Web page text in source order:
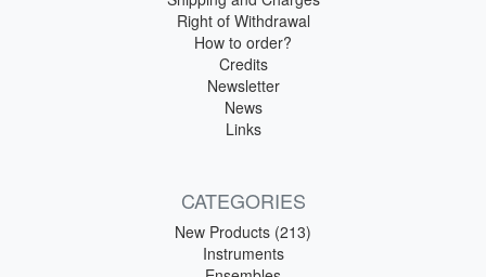
Right of Withdrawal
How to order?
Credits
Newsletter
News
Links
CATEGORIES
New Products (213)
Instruments